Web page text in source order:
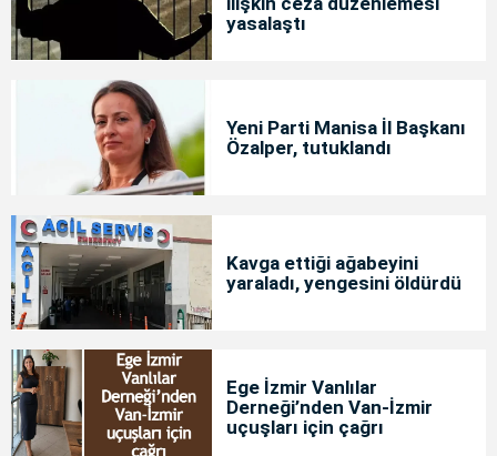
yasalaştı
Yeni Parti Manisa İl Başkanı
Özalper, tutuklandı
Kavga ettiği ağabeyini
yaraladı, yengesini öldürdü
Ege İzmir Vanlılar
Derneği’nden Van-İzmir
uçuşları için çağrı